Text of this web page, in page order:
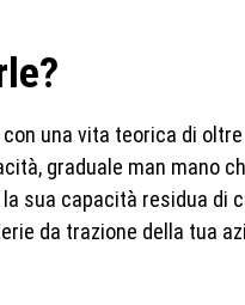
una vita teorica di oltre
graduale man mano
sua capacità residua di
da trazione della tua